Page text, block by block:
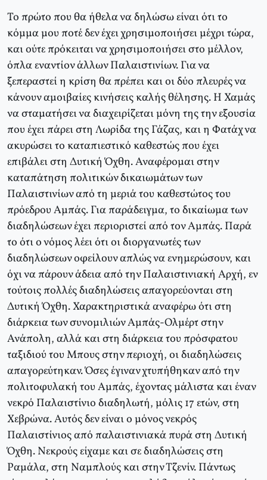
Το πρώτο που θα ήθελα να δηλώσω είναι ότι το
κόμμα μου ποτέ δεν έχει χρησιμοποιήσει μέχρι τώρα,
και ούτε πρόκειται να χρησιμοποιήσει στο μέλλον,
όπλα εναντίον άλλων Παλαιστινίων. Για να
ξεπεραστεί η κρίση θα πρέπει και οι δύο πλευρές να
κάνουν αμοιβαίες κινήσεις καλής θέλησης. Η Χαμάς
να σταματήσει να διαχειρίζεται μόνη της την εξουσία
που έχει πάρει στη Λωρίδα της Γάζας, και η Φατάχ να
ακυρώσει το καταπιεστικό καθεστώς που έχει
επιβάλει στη Δυτική Όχθη. Αναφέρομαι στην
καταπάτηση πολιτικών δικαιωμάτων των
Παλαιστινίων από τη μεριά του καθεστώτος του
πρόεδρου Αμπάς. Για παράδειγμα, το δικαίωμα των
διαδηλώσεων έχει περιοριστεί από τον Αμπάς. Παρά
το ότι ο νόμος λέει ότι οι διοργανωτές των
διαδηλώσεων οφείλουν απλώς να ενημερώσουν, και
όχι να πάρουν άδεια από την Παλαιστινιακή Αρχή, εν
τούτοις πολλές διαδηλώσεις απαγορεύονται στη
Δυτική Όχθη. Χαρακτηριστικά αναφέρω ότι στη
διάρκεια των συνομιλιών Αμπάς-Ολμέρτ στην
Ανάπολη, αλλά και στη διάρκεια του πρόσφατου
ταξιδιού του Μπους στην περιοχή, οι διαδηλώσεις
απαγορεύτηκαν. Όσες έγιναν χτυπήθηκαν από την
πολιτοφυλακή του Αμπάς, έχοντας μάλιστα και έναν
νεκρό Παλαιστίνιο διαδηλωτή, μόλις 17 ετών, στη
Χεβρώνα. Αυτός δεν είναι ο μόνος νεκρός
Παλαιστίνιος από παλαιστινιακά πυρά στη Δυτική
Όχθη. Νεκρούς είχαμε και σε διαδηλώσεις στη
Ραμάλα, στη Ναμπλούς και στην Τζενίν. Πάντως